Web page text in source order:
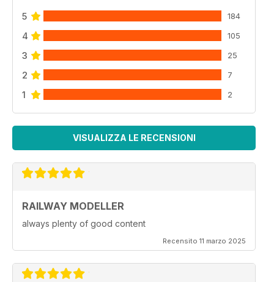
5 184
4 105
3 25
2 7
1 2
VISUALIZZA LE RECENSIONI
RAILWAY MODELLER
always plenty of good content
Recensito 11 marzo 2025